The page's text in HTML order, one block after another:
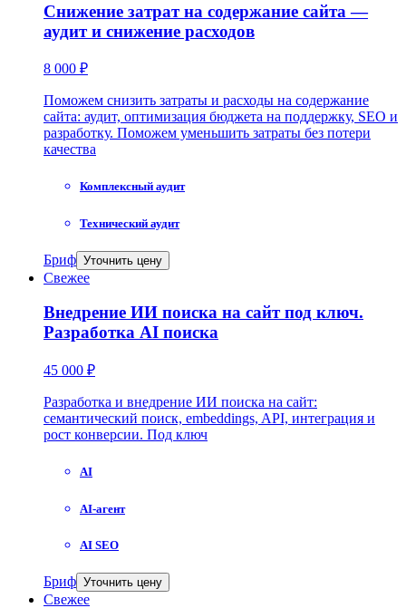
Снижение затрат на содержание сайта —
аудит и снижение расходов
8 000 ₽
Поможем снизить затраты и расходы на содержание
сайта: аудит, оптимизация бюджета на поддержку, SEO и
разработку. Поможем уменьшить затраты без потери
качества
Комплексный аудит
Технический аудит
Бриф Уточнить цену
Свежее
Внедрение ИИ поиска на сайт под ключ.
Разработка AI поиска
45 000 ₽
Разработка и внедрение ИИ поиска на сайт:
семантический поиск, embeddings, API, интеграция и
рост конверсии. Под ключ
AI
AI-агент
AI SEO
Бриф Уточнить цену
Свежее